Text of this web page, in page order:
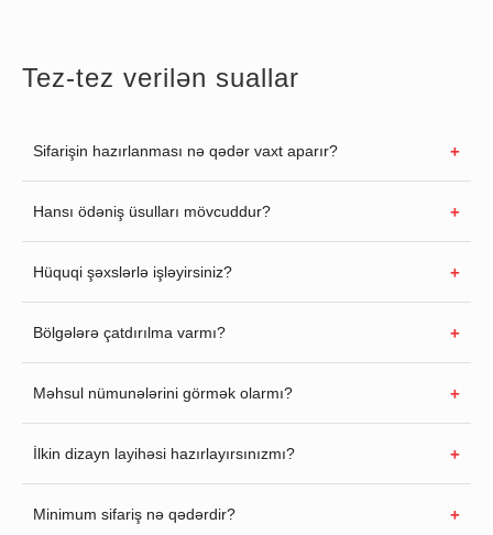
Tez-tez verilən suallar
Sifarişin hazırlanması nə qədər vaxt aparır?
Hansı ödəniş üsulları mövcuddur?
Hüquqi şəxslərlə işləyirsiniz?
Bölgələrə çatdırılma varmı?
Məhsul nümunələrini görmək olarmı?
İlkin dizayn layihəsi hazırlayırsınızmı?
Minimum sifariş nə qədərdir?